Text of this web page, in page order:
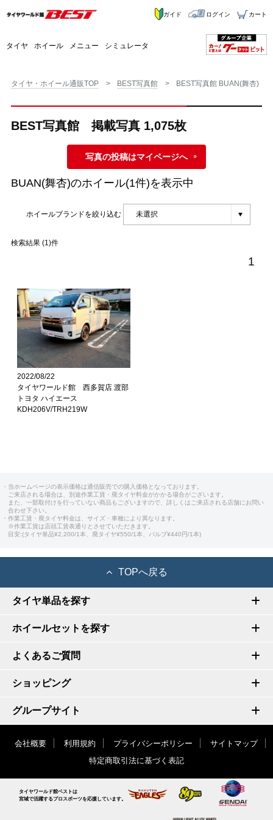
タイヤ ホイール メニュー シミュレータ
ガイド ログイン カート
タイヤ・ホイール通販TOP BEST写真館 BEST写真館 BUAN(舞杏)
BEST写真館 掲載写真 1,075枚
写真の投稿はマイページへ
BUAN(舞杏)のホイール(1件)を表示中
ホイールブランドを絞り込む
検索結果 (1)件
1
2022/08/22
タイヤワールド館 西多賀店 渡部
トヨタ ハイエース
KDH206V/TRH219W
・当ホームページの表示価格は通信販売での購入価格となっております。
ご来店される場合は、別途作業工賃・廃タイヤ料金がかかる場合がございます。
また、一部取付けを行っていない商品もございますので、詳しくはご来店される店舗にお問い
合わせ下さい。
・作業工賃・廃タイヤ料金は、サイズ・車種により異なります。
※作業工賃は店頭工賃表通りとさせていただきます。
目安:(タイヤ単品¥2,200/1本、廃タイヤ¥550/1本、バルブ¥440円/1本)
TOPへ戻る
タイヤ単品を探す
ホイールセットを探す
よくあるご質問
ショッピング
グループサイト
会社概要 利用規約 プライバシーポリシー
サイトマップ
特定商取引法に基づく表記
タイヤワールド館ベストは
宮城で活躍するプロスポーツを応援しています。